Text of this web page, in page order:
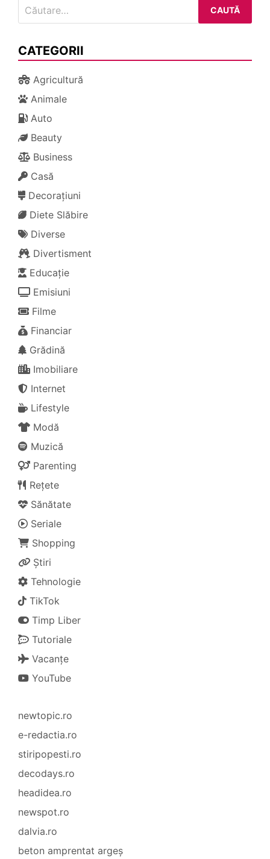
după:
CATEGORII
Agricultură
Animale
Auto
Beauty
Business
Casă
Decorațiuni
Diete Slăbire
Diverse
Divertisment
Educație
Emisiuni
Filme
Financiar
Grădină
Imobiliare
Internet
Lifestyle
Modă
Muzică
Parenting
Rețete
Sănătate
Seriale
Shopping
Știri
Tehnologie
TikTok
Timp Liber
Tutoriale
Vacanțe
YouTube
newtopic.ro
e-redactia.ro
stiripopesti.ro
decodays.ro
headidea.ro
newspot.ro
dalvia.ro
beton amprentat argeș